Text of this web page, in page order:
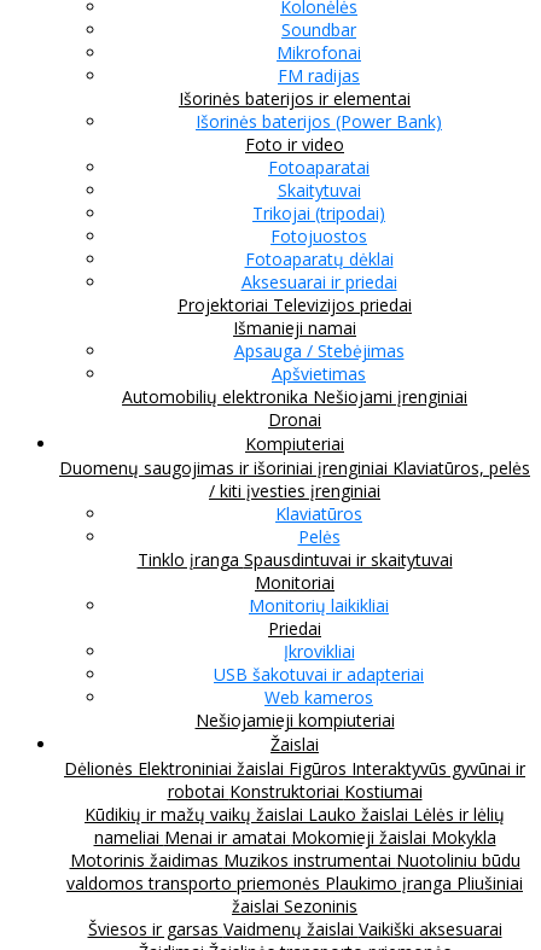
Kolonėlės
Soundbar
Mikrofonai
FM radijas
Išorinės baterijos ir elementai
Išorinės baterijos (Power Bank)
Foto ir video
Fotoaparatai
Skaitytuvai
Trikojai (tripodai)
Fotojuostos
Fotoaparatų dėklai
Aksesuarai ir priedai
Projektoriai Televizijos priedai
Išmanieji namai
Apsauga / Stebėjimas
Apšvietimas
Automobilių elektronika Nešiojami įrenginiai
Dronai
Kompiuteriai
Duomenų saugojimas ir išoriniai įrenginiai Klaviatūros, pelės
/ kiti įvesties įrenginiai
Klaviatūros
Pelės
Tinklo įranga Spausdintuvai ir skaitytuvai
Monitoriai
Monitorių laikikliai
Priedai
Įkrovikliai
USB šakotuvai ir adapteriai
Web kameros
Nešiojamieji kompiuteriai
Žaislai
Dėlionės Elektroniniai žaislai Figūros Interaktyvūs gyvūnai ir
robotai Konstruktoriai Kostiumai
Kūdikių ir mažų vaikų žaislai Lauko žaislai Lėlės ir lėlių
nameliai Menai ir amatai Mokomieji žaislai Mokykla
Motorinis žaidimas Muzikos instrumentai Nuotoliniu būdu
valdomos transporto priemonės Plaukimo įranga Pliušiniai
žaislai Sezoninis
Šviesos ir garsas Vaidmenų žaislai Vaikiški aksesuarai